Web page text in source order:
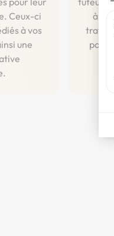
Ceux-ci
à vos
une
à
pour